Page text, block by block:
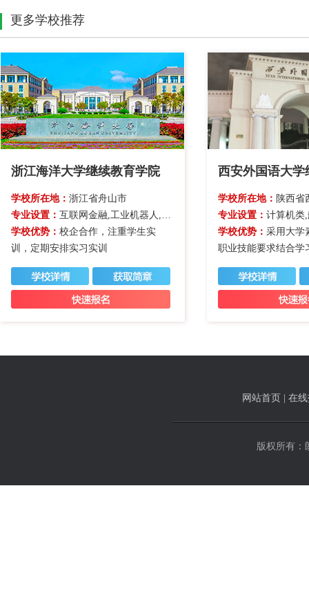
更多学校推荐
浙江海洋大学继续教育学院
学校所在地： 浙江省舟山市
专业设置： 互联网金融,工业机器人,经济管理类,计算机类
学校优势： 校企合作，注重学生实
训，定期安排实习实训
西安外国语大学
学校所在地： 陕西省
专业设置： 计算机类
学校优势： 采用大学
职业技能要求结合学
网站首页 在
版权所有